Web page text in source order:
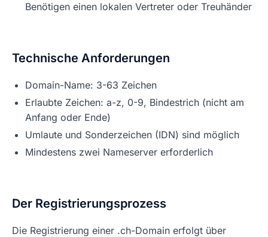
Benötigen einen lokalen Vertreter oder Treuhänder
Technische Anforderungen
Domain-Name: 3-63 Zeichen
Erlaubte Zeichen: a-z, 0-9, Bindestrich (nicht am
Anfang oder Ende)
Umlaute und Sonderzeichen (IDN) sind möglich
Mindestens zwei Nameserver erforderlich
Der Registrierungsprozess
Die Registrierung einer .ch-Domain erfolgt über